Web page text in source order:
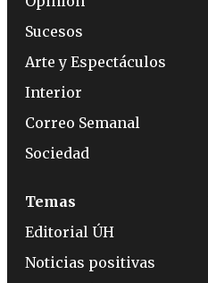
Sucesos
Arte y Espectáculos
Interior
Correo Semanal
Sociedad
Temas
Editorial ÚH
Noticias positivas